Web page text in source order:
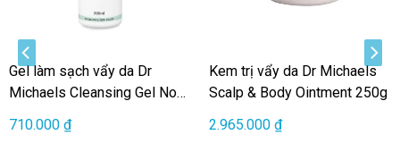
Gel làm sạch vẩy da Dr
Michaels Cleansing Gel No
710.000 ₫
Kem trị vẩy da Dr Michaels
Scalp & Body Ointment 250g
2.965.000 ₫